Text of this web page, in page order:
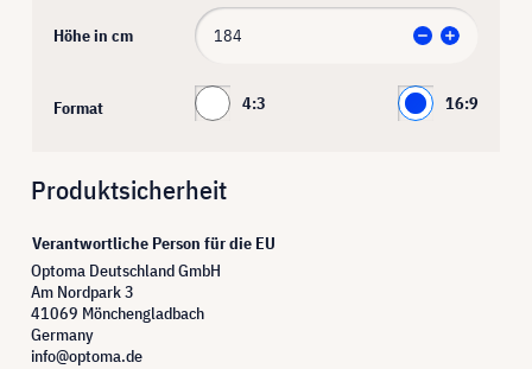
Höhe in cm
Format 4:3 16:9
Produktsicherheit
Verantwortliche Person für die EU
Optoma Deutschland GmbH
Am Nordpark 3
41069 Mönchengladbach
Germany
info@optoma.de